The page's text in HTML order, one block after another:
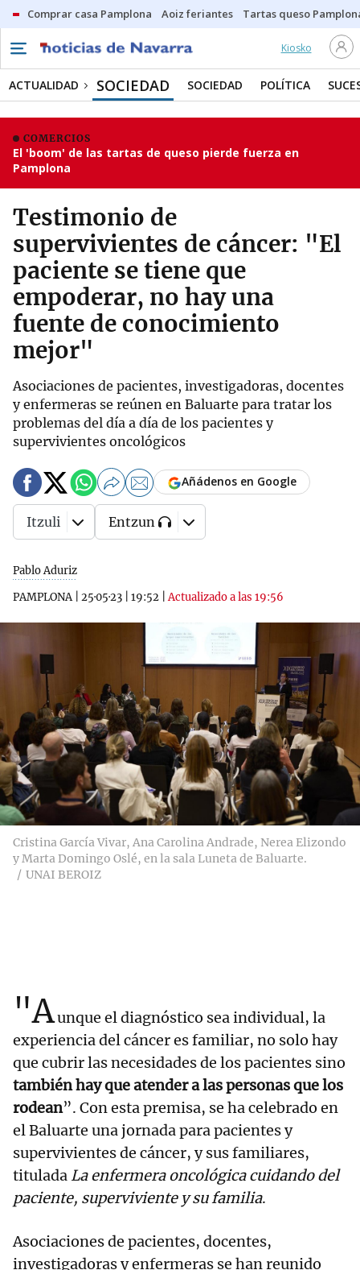
Comprar casa Pamplona Aoiz feriantes Tartas queso
Kiosko
ACTUALIDAD SOCIEDAD SOCIEDAD POLÍTICA
COMERCIOS
El 'boom' de las tartas de queso pierde fuerza en
Pamplona
Testimonio de
supervivientes de cáncer: "El
paciente se tiene que
empoderar, no hay una
fuente de conocimiento
mejor"
Asociaciones de pacientes, investigadoras, docentes
y enfermeras se reúnen en Baluarte para tratar los
problemas del día a día de los pacientes y
supervivientes oncológicos
Pablo Aduriz
PAMPLONA| 25·05·23 19:52 |Actualizado a las 19:56
Añádenos en Google
Itzuli Entzun
Cristina García Vivar, Ana Carolina Andrade, Nerea Elizondo
y Marta Domingo Oslé, en la sala Luneta de Baluarte.
UNAI BEROIZ
"Aunque el diagnóstico sea individual, la
experiencia del cáncer es familiar, no solo hay
que cubrir las necesidades de los pacientes sino
también hay que atender a las personas que los
rodean”. Con esta premisa, se ha celebrado en
el Baluarte una jornada para pacientes y
supervivientes de cáncer, y sus familiares,
titulada La enfermera oncológica cuidando del
paciente, superviviente y su familia.
Asociaciones de pacientes, docentes,
investigadoras y enfermeras se han reunido